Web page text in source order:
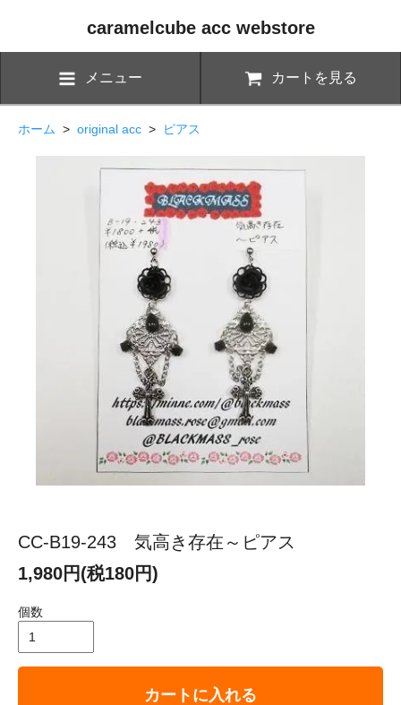
caramelcube acc webstore
メニュー カートを見る
ホーム > original acc > ピアス
CC-B19-243 気高き存在～ピアス
1,980円(税180円)
個数
カートに入れる